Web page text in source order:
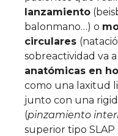
lanzamiento
balonmano…) o
circulares
sobreactividad va
anatómicas en
como una laxitud
junto con una
(pinzamiento
superior tipo SLAP